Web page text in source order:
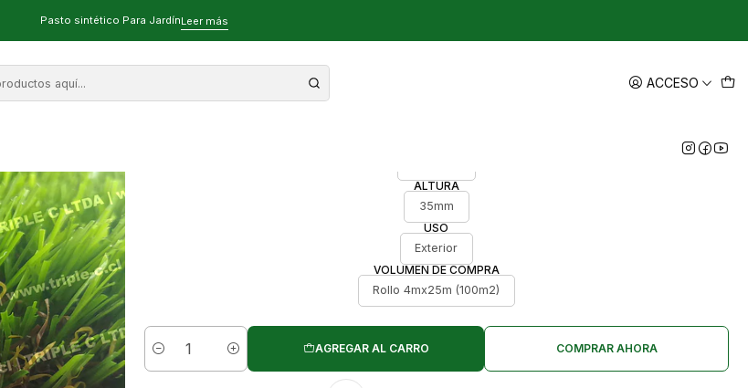
ACCESO
Pasto sintético Para JardínLeer más
de 100m2
35mm Premium - Césped artificial de 100m2
ALTURA
35mm
USO
Exterior
VOLUMEN DE COMPRA
Rollo 4mx25m (100m2)
Cantidad
AGREGAR AL CARRO COMPRAR AHORA